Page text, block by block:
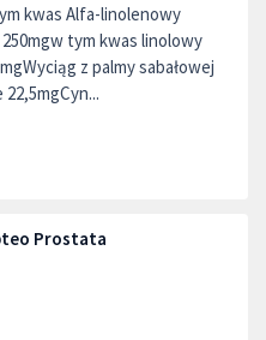
kwas Alfa-linolenowy
tym kwas linolowy
z palmy sabałowej
Prostata